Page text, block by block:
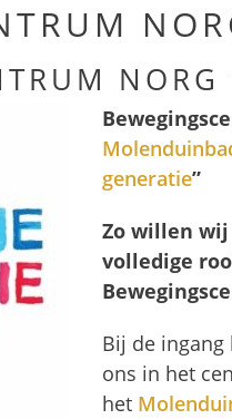
NORG
generatie”
Zo willen
volledige
Bij de
ons in het
het